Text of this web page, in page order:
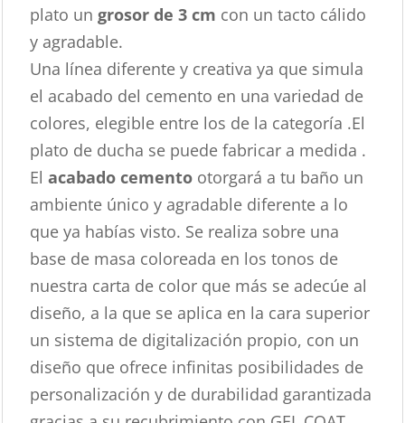
plato un grosor de 3 cm con un tacto cálido
y agradable.
Una línea diferente y creativa ya que simula
el acabado del cemento en una variedad de
colores, elegible entre los de la categoría .El
plato de ducha se puede fabricar a medida .
Elacabado cemento otorgará a tu baño un
ambiente único y agradable diferente a lo
que ya habías visto. Se realiza sobre una
base de masa coloreada en los tonos de
nuestra carta de color que más se adecúe al
diseño, a la que se aplica en la cara superior
un sistema de digitalización propio, con un
diseño que ofrece infinitas posibilidades de
personalización y de durabilidad garantizada